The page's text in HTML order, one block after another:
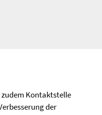
zudem Kontaktstelle
der